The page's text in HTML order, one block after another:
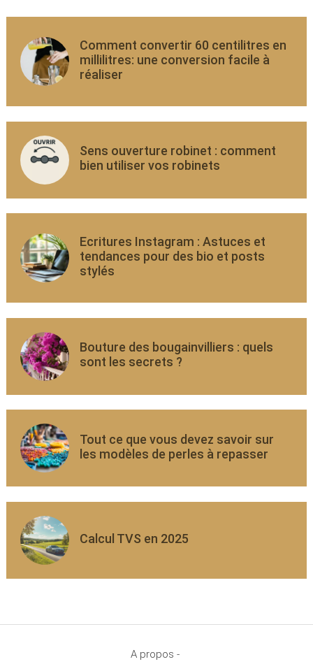
Comment convertir 60 centilitres en
millilitres: une conversion facile à
réaliser
Sens ouverture robinet : comment
bien utiliser vos robinets
Ecritures Instagram : Astuces et
tendances pour des bio et posts
stylés
Bouture des bougainvilliers : quels
sont les secrets ?
Tout ce que vous devez savoir sur
les modèles de perles à repasser
Calcul TVS en 2025
A propos -